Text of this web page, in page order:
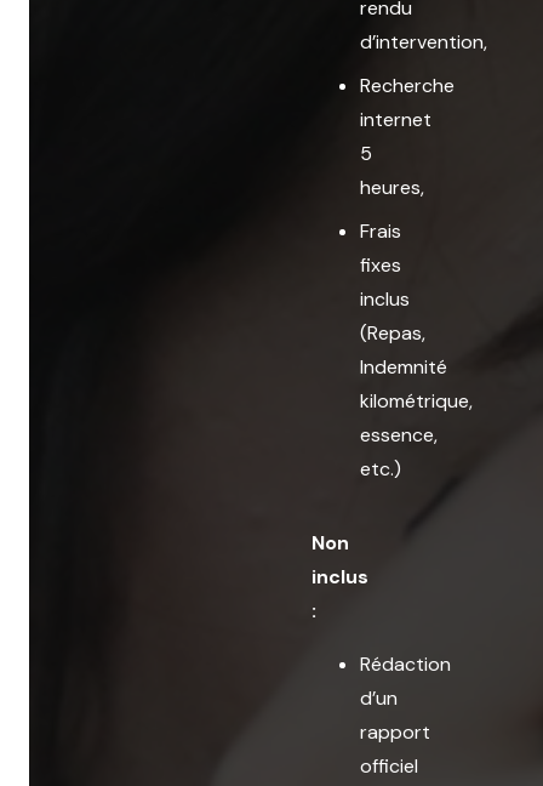
rendu
d’intervention,
Recherche
internet
5
heures,
Frais
fixes
inclus
(Repas,
Indemnité
kilométrique,
essence,
etc.)
Non
inclus
:
Rédaction
d’un
rapport
officiel